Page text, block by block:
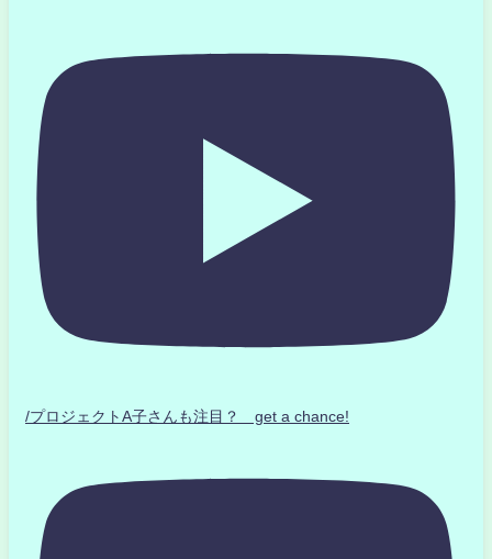
/プロジェクトA子さんも注目？ get a chance!